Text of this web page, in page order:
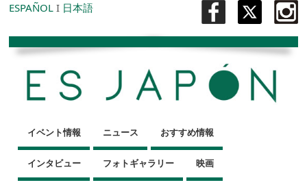
ESPAÑOL I 日本語
イベント情報 ニュース おすすめ情報
インタビュー フォトギャラリー 映画